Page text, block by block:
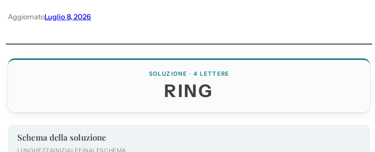
AggiornatoLuglio 8, 2026
SOLUZIONE · 4 LETTERE
RING
Schema della soluzione
LUNGHEZZAINIZIALEFINALESCHEMA